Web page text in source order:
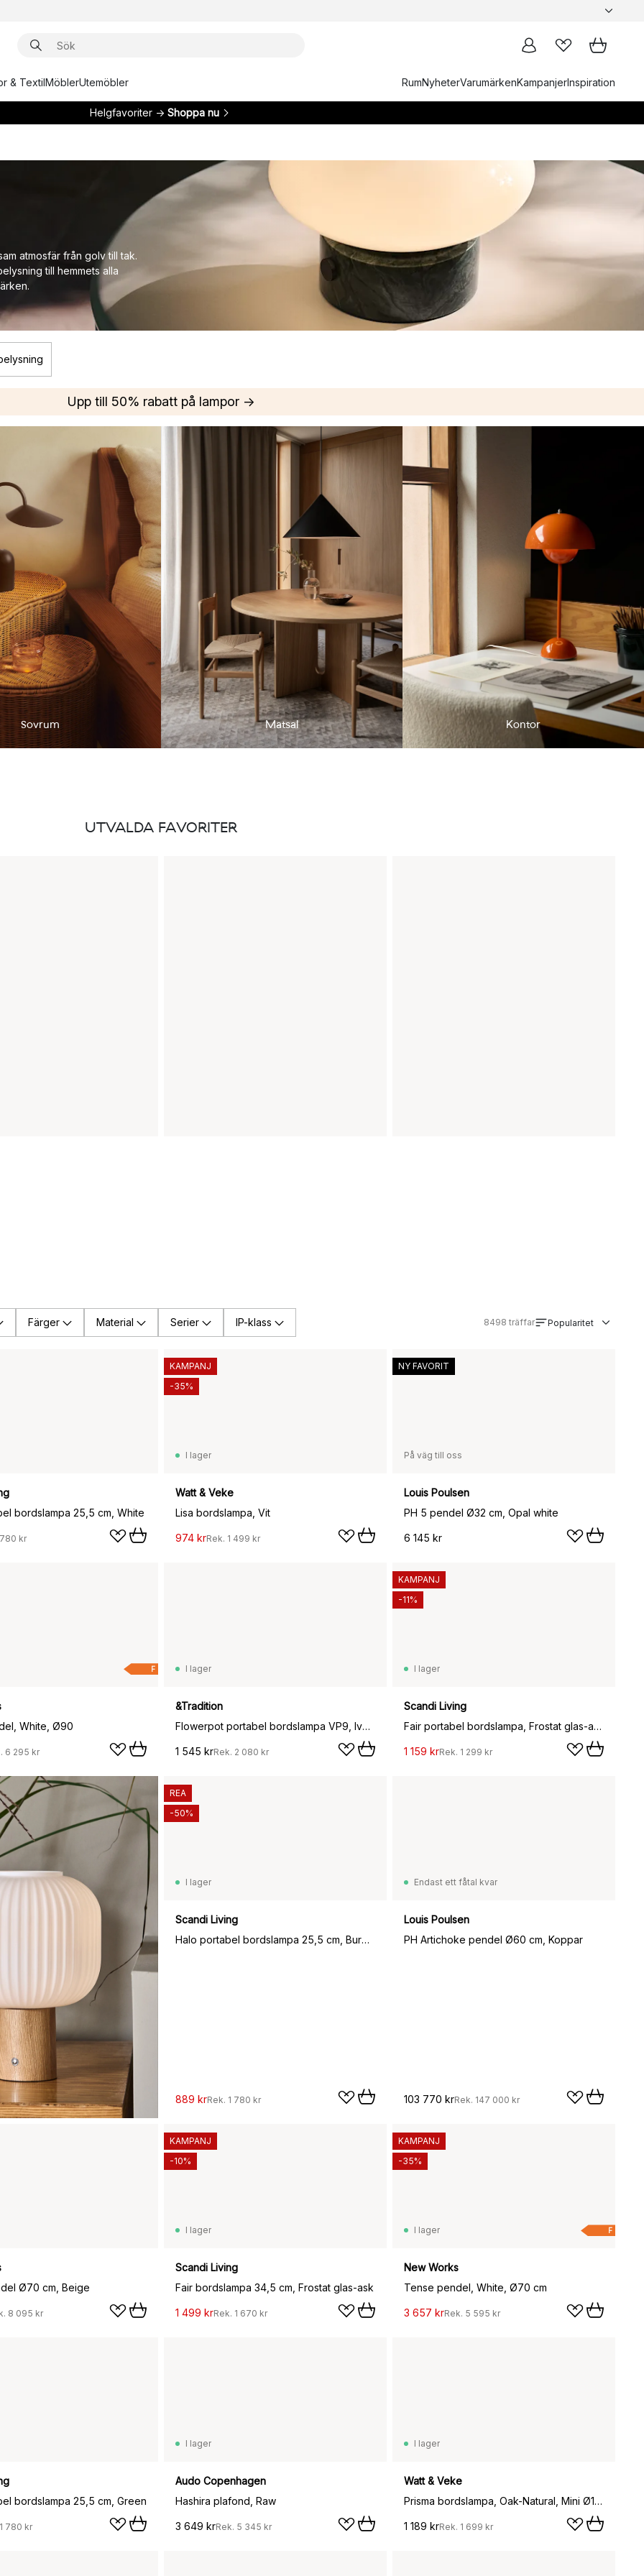
& TextilMöblerUtemöbler RumNyheterVarumärkenKampanjerInspiration
Helgfavoriter → Shoppa nu
atmosfär från golv till tak.
till hemmets alla
Upp till 50% rabatt på lampor →
Sovrum Matsal Kontor
UTVALDA FAVORITER
Färger Material Serier IP-klass 8498 träffar Popularitet
bordslampa 25,5 cm, White
kr
I lager
Watt & Veke
Lisa bordslampa, Vit
974 krRek. 1 499 kr
KAMPANJ
-35%
På väg till oss
Louis Poulsen
PH 5 pendel Ø32 cm, Opal white
6 145 kr
NY FAVORIT
F
White, Ø90
6 295 kr
I lager
&Tradition
Flowerpot portabel bordslampa VP9, Ivory
1 545 krRek. 2 080 kr
I lager
Scandi Living
Fair portabel bordslampa, Frostat glas-ask
1 159 krRek. 1 299 kr
KAMPANJ
-11%
I lager
Scandi Living
Halo portabel bordslampa 25,5 cm, Burgundy
889 krRek. 1 780 kr
REA
-50%
Endast ett fåtal kvar
Louis Poulsen
PH Artichoke pendel Ø60 cm, Koppar
103 770 krRek. 147 000 kr
Ø70 cm, Beige
8 095 kr
I lager
Scandi Living
Fair bordslampa 34,5 cm, Frostat glas-ask
1 499 krRek. 1 670 kr
KAMPANJ
-10%
F
I lager
New Works
Tense pendel, White, Ø70 cm
3 657 krRek. 5 595 kr
KAMPANJ
-35%
bordslampa 25,5 cm, Green
1 780 kr
I lager
Audo Copenhagen
Hashira plafond, Raw
3 649 krRek. 5 345 kr
I lager
Watt & Veke
Prisma bordslampa, Oak-Natural, Mini Ø16x24,3 cm
1 189 krRek. 1 699 kr